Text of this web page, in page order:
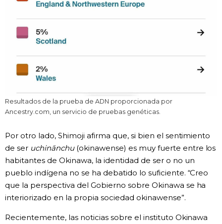
Resultados de la prueba de ADN proporcionada por
Ancestry.com, un servicio de pruebas genéticas.
Por otro lado, Shimoji afirma que, si bien el sentimiento
de ser uchinānchu(okinawense) es muy fuerte entre los
habitantes de Okinawa, la identidad de ser o no un
pueblo indígena no se ha debatido lo suficiente. “Creo
que la perspectiva del Gobierno sobre Okinawa se ha
interiorizado en la propia sociedad okinawense”.
Recientemente, las noticias sobre el instituto Okinawa